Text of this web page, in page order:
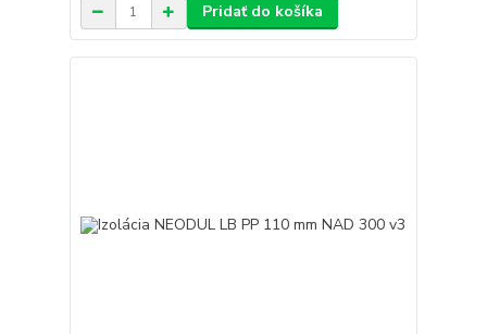
Pridať do košíka